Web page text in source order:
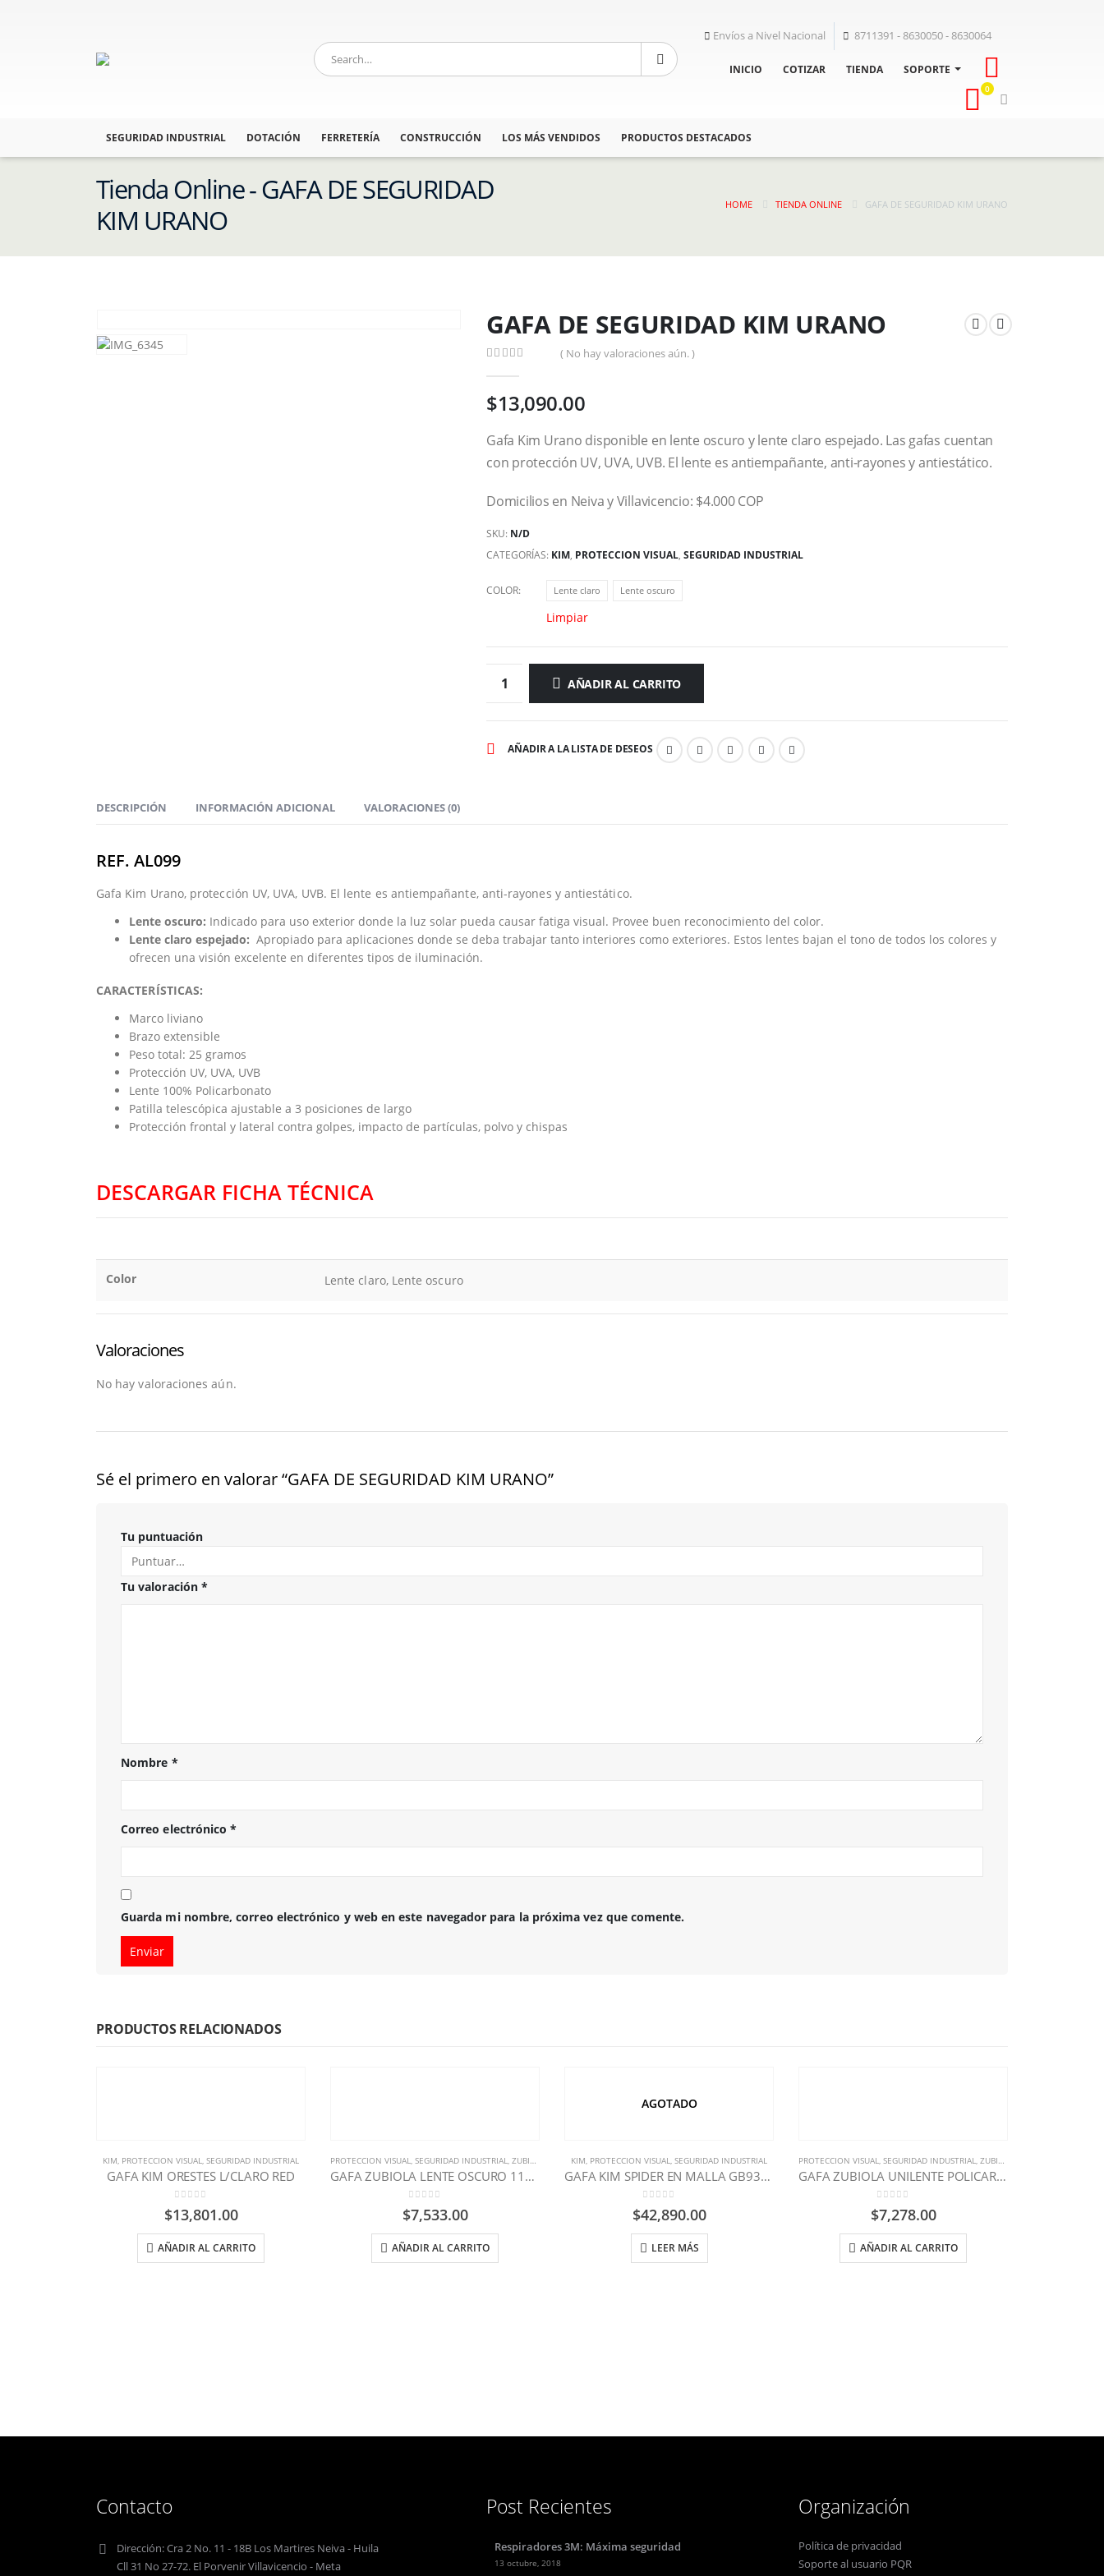
Envíos a Nivel Nacional 8711391 - 8630050 - 8630064
INICIO COTIZAR TIENDA SOPORTE
0
SEGURIDAD INDUSTRIAL DOTACIÓN FERRETERÍA CONSTRUCCIÓN LOS MÁS VENDIDOS PRODUCTOS DESTACADOS
Tienda Online - GAFA DE SEGURIDAD
KIM URANO
HOME TIENDA ONLINE GAFA DE SEGURIDAD KIM URANO
GAFA DE SEGURIDAD KIM URANO
( No hay valoraciones aún. )
$13,090.00
Gafa Kim Urano disponible en lente oscuro y lente claro espejado. Las gafas cuentan
con protección UV, UVA, UVB. El lente es antiempañante, anti-rayones y antiestático.
Domicilios en Neiva y Villavicencio: $4.000 COP
SKU: N/D
CATEGORÍAS: KIM, PROTECCION VISUAL, SEGURIDAD INDUSTRIAL
COLOR Lente claro Lente oscuro
Limpiar
AÑADIR AL CARRITO
AÑADIR A LA LISTA DE DESEOS
DESCRIPCIÓN INFORMACIÓN ADICIONAL VALORACIONES (0)
REF. AL099
Gafa Kim Urano, protección UV, UVA, UVB. El lente es antiempañante, anti-rayones y antiestático.
Lente oscuro: Indicado para uso exterior donde la luz solar pueda causar fatiga visual. Provee buen reconocimiento del color.
Lente claro espejado: Apropiado para aplicaciones donde se deba trabajar tanto interiores como exteriores. Estos lentes bajan el tono de todos los colores y
ofrecen una visión excelente en diferentes tipos de iluminación.
CARACTERÍSTICAS:
Marco liviano
Brazo extensible
Peso total: 25 gramos
Protección UV, UVA, UVB
Lente 100% Policarbonato
Patilla telescópica ajustable a 3 posiciones de largo
Protección frontal y lateral contra golpes, impacto de partículas, polvo y chispas
DESCARGAR FICHA TÉCNICA
Color Lente claro, Lente oscuro
Valoraciones
No hay valoraciones aún.
Sé el primero en valorar “GAFA DE SEGURIDAD KIM URANO”
Tu puntuación
Tu valoración *
Nombre *
Correo electrónico*
Guarda mi nombre, correo electrónico y web en este navegador para la próxima vez que comente.
PRODUCTOS RELACIONADOS
KIM PROTECCION VISUAL SEGURIDAD INDUSTRIAL
GAFA KIM ORESTES L/CLARO RED
$13,801.00
AÑADIR AL CARRITO
PROTECCION VISUAL SEGURIDAD INDUSTRIAL ZUBIOLA
GAFA ZUBIOLA LENTE OSCURO 11880514
$7,533.00
AÑADIR AL CARRITO
AGOTADO
KIM PROTECCION VISUAL SEGURIDAD INDUSTRIAL
GAFA KIM SPIDER EN MALLA GB9317
$42,890.00
LEER MÁS
PROTECCION VISUAL SEGURIDAD INDUSTRIAL ZUBIOLA
GAFA ZUBIOLA UNILENTE POLICAR-CLARO REF.11889020
$7,278.00
AÑADIR AL CARRITO
Contacto
Dirección:Cra 2 No. 11 - 18B Los Martires Neiva - Huila
Cll 31 No 27-72. El Porvenir Villavicencio - Meta
Post Recientes
Respiradores 3M: Máxima seguridad
13 octubre, 2018
Organización
Política de privacidad
Soporte al usuario PQR